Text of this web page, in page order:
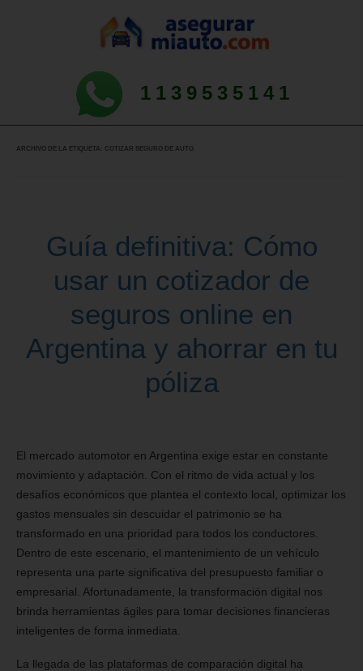
1139535141
ARCHIVO DE LA ETIQUETA: COTIZAR SEGURO DE AUTO
Guía definitiva: Cómo
usar un cotizador de
seguros online en
Argentina y ahorrar en tu
póliza
El mercado automotor en Argentina exige estar en constante
movimiento y adaptación. Con el ritmo de vida actual y los
desafíos económicos que plantea el contexto local, optimizar los
gastos mensuales sin descuidar el patrimonio se ha
transformado en una prioridad para todos los conductores.
Dentro de este escenario, el mantenimiento de un vehículo
representa una parte significativa del presupuesto familiar o
empresarial. Afortunadamente, la transformación digital nos
brinda herramientas ágiles para tomar decisiones financieras
inteligentes de forma inmediata.
La llegada de las plataformas de comparación digital ha